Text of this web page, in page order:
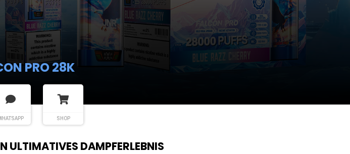
PRO 28K
SHOP
ULTIMATIVES DAMPFERLEBNIS